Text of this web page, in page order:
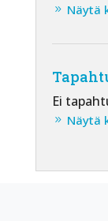
Näytä
Ei
Näytä